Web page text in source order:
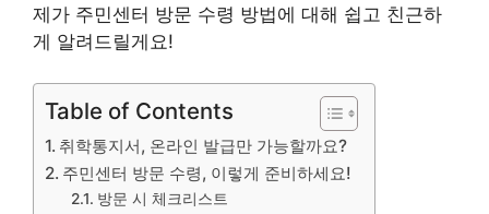
제가 주민센터 방문 수령 방법에 대해 쉽고 친근하
게 알려드릴게요!
Table of Contents
취학통지서, 온라인 발급만 가능할까요?
주민센터 방문 수령, 이렇게 준비하세요!
방문 시 체크리스트